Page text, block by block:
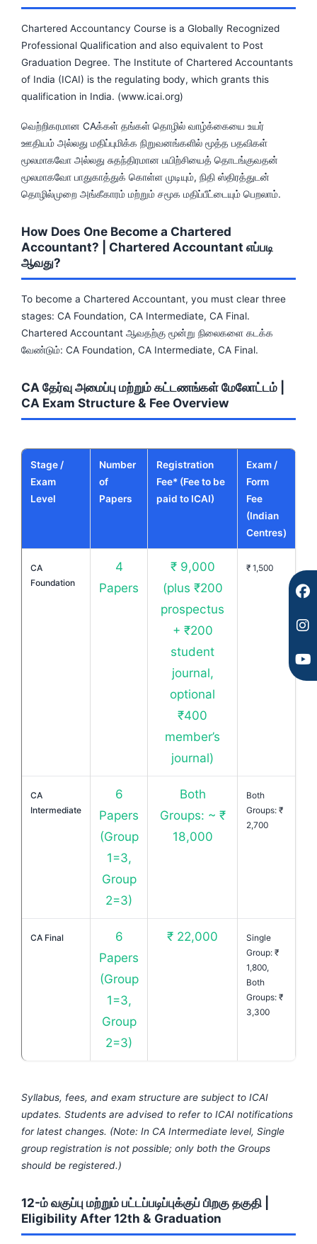
Chartered Accountancy Course is a Globally Recognized
Professional Qualification and also equivalent to Post
Graduation Degree. The Institute of Chartered Accountants
of India (ICAI) is the regulating body, which grants this
qualification in India. (www.icai.org)
வெற்றிகரமான CAக்கள் தங்கள் தொழில் வாழ்க்கையை உயர்
ஊதியம் அல்லது மதிப்புமிக்க நிறுவனங்களில் மூத்த பதவிகள்
மூலமாகவோ அல்லது சுதந்திரமான பயிற்சியைத் தொடங்குவதன்
மூலமாகவோ பாதுகாத்துக் கொள்ள முடியும், நிதி ஸ்திரத்துடன்
தொழில்முறை அங்கீகாரம் மற்றும் சமூக மதிப்பீட்டையும் பெறலாம்.
How Does One Become a Chartered
Accountant? | Chartered Accountant எப்படி
ஆவது?
To become a Chartered Accountant, you must clear three
stages: CA Foundation, CA Intermediate, CA Final.
Chartered Accountant ஆவதற்கு மூன்று நிலைகளை கடக்க
வேண்டும்: CA Foundation, CA Intermediate, CA Final.
CA தேர்வு அமைப்பு மற்றும் கட்டணங்கள் மேலோட்டம் |
CA Exam Structure & Fee Overview
Stage /
Exam
Level
Number
of
Papers
Registration
Fee* (Fee to be
paid to ICAI)
Exam /
Form
Fee
(Indian
Centres)
CA
Foundation
4
Papers
₹ 9,000
(plus ₹200
prospectus
+ ₹200
student
journal,
optional
₹400
member’s
journal)
₹ 1,500
CA
Intermediate
6
Papers
(Group
1=3,
Group
2=3)
Both
Groups: ~ ₹
18,000
Both
Groups: ₹
2,700
CA Final
6
Papers
(Group
1=3,
Group
2=3)
₹ 22,000
Single
Group: ₹
1,800,
Both
Groups: ₹
3,300
Syllabus, fees, and exam structure are subject to ICAI
updates. Students are advised to refer to ICAI notifications
for latest changes. (Note: In CA Intermediate level, Single
group registration is not possible; only both the Groups
should be registered.)
12-ம் வகுப்பு மற்றும் பட்டப்படிப்புக்குப் பிறகு தகுதி |
Eligibility After 12th & Graduation